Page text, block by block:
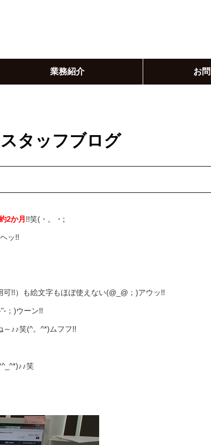
業務紹介 お
スタッフブログ
2か月 !!笑(・。・;
ッ!!
!!）も絵文字もほぼ使えない(@_@；)アウッ!!
；)ウーン!!
～♪♪笑(^。^*) ムフフ!!
笑